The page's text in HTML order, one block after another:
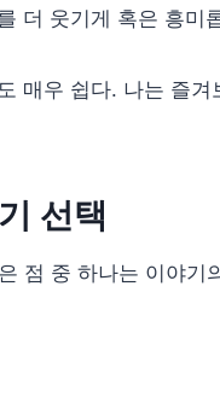
더 웃기게 혹은 흥미
매우 쉽다. 나는 즐
선택
점 중 하나는 이야기